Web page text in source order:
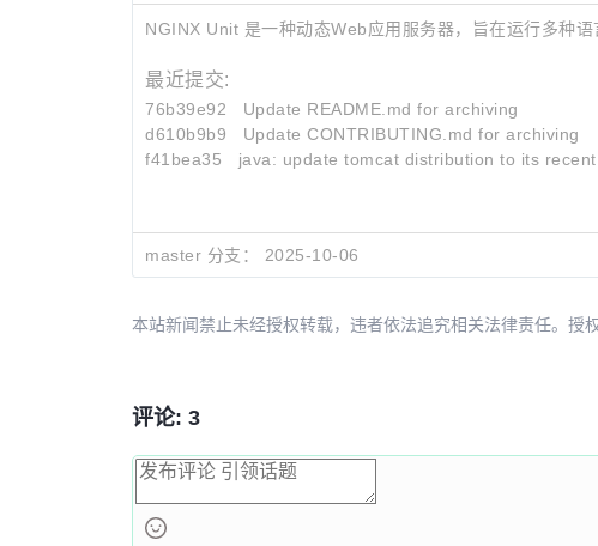
NGINX Unit 是一种动态Web应用服务器，旨在运行多种语
最近提交:
76b39e92 Update README.md for archiving
d610b9b9
Update CONTRIBUTING.md for archiving
f41bea35
java: update tomcat distribution to its recent
master 分支： 2025-10-06
本站新闻禁止未经授权转载，违者依法追究相关法律责任。授
评论: 3